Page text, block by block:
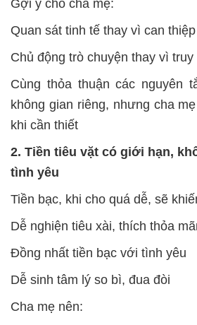
Gợi ý cho cha mẹ:
Quan sát tinh tế thay vì can
Chủ động trò chuyện thay vì truy
Cùng thỏa thuận các nguyên
không gian riêng, nhưng cha
khi cần thiết
2. Tiền tiêu vặt có giới hạn,
tình yêu
Tiền bạc, khi cho quá dễ, sẽ
Dễ nghiện tiêu xài, thích thỏa
Đồng nhất tiền bạc với tình yêu
Dễ sinh tâm lý so bì, đua đòi
Cha mẹ nên: